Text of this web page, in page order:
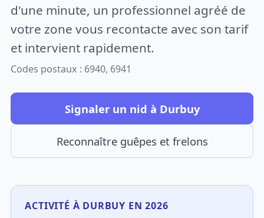
d'une minute, un professionnel agréé de
votre zone vous recontacte avec son tarif
et intervient rapidement.
Codes postaux : 6940, 6941
Signaler un nid à Durbuy
Reconnaître guêpes et frelons
ACTIVITÉ À DURBUY EN 2026